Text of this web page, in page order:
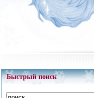
Быстрый поиск